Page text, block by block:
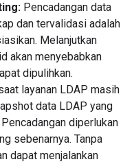
Pencadangan data
dan tervalidasi adalah
Melanjutkan
akan menyebabkan
dipulihkan.
layanan LDAP masih
data LDAP yang
diperlukan
sebenarnya. Tanpa
dapat menjalankan